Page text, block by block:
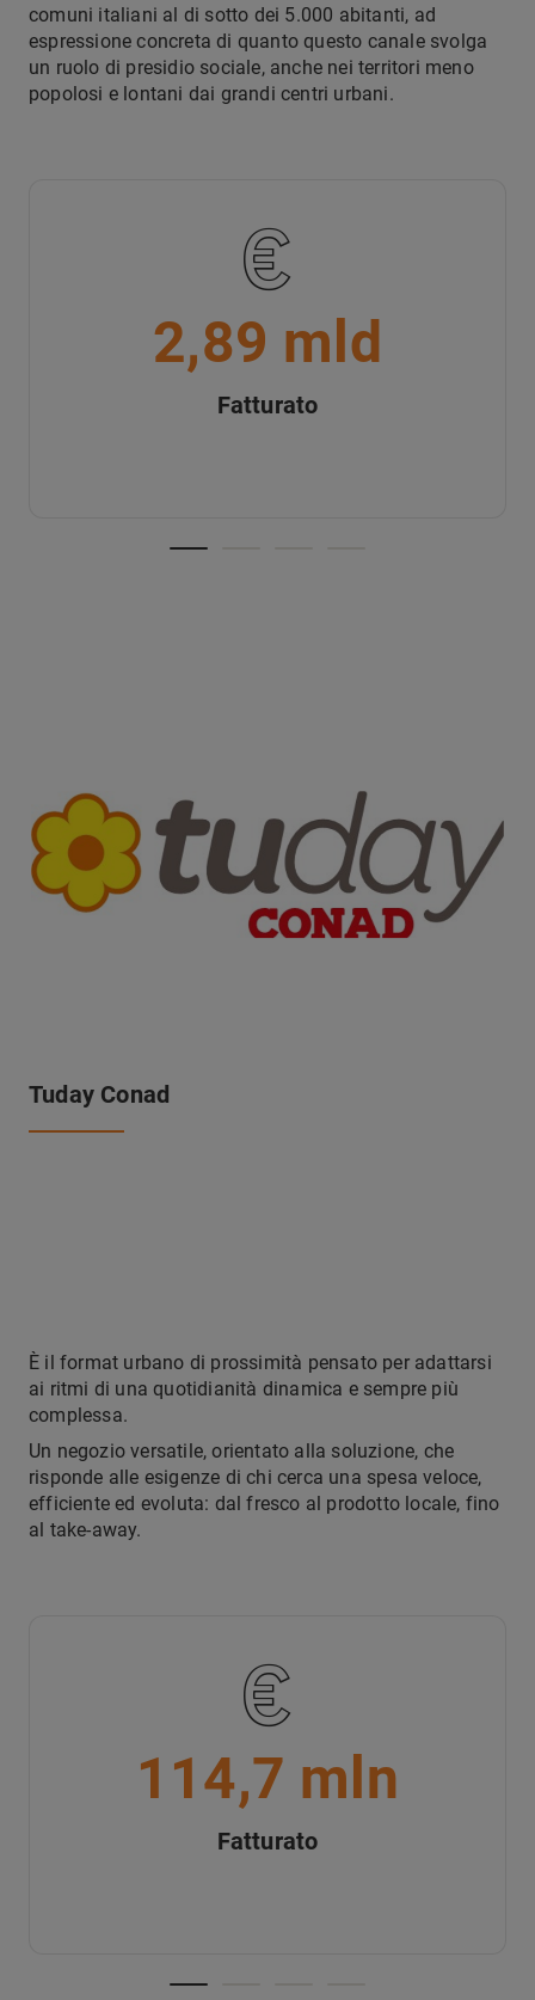
comuni italiani al di sotto dei 5.000 abitanti, ad
espressione concreta di quanto questo canale svolga
un ruolo di presidio sociale, anche nei territori meno
popolosi e lontani dai grandi centri urbani.
2,89 mld
Fatturato
Tuday Conad
È il format urbano di prossimità pensato per adattarsi
ai ritmi di una quotidianità dinamica e sempre più
complessa.
Un negozio versatile, orientato alla soluzione, che
risponde alle esigenze di chi cerca una spesa veloce,
efficiente ed evoluta: dal fresco al prodotto locale, fino
al take-away.
114,7 mln
Fatturato